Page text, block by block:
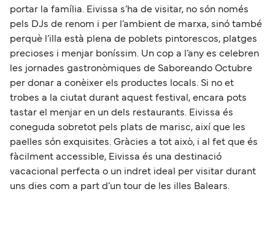
portar la família. Eivissa s’ha de visitar, no són només
pels DJs de renom i per l’ambient de marxa, sinó també
perquè l’illa està plena de poblets pintorescos, platges
precioses i menjar boníssim. Un cop a l’any es celebren
les jornades gastronòmiques de Saboreando Octubre
per donar a conèixer els productes locals. Si no et
trobes a la ciutat durant aquest festival, encara pots
tastar el menjar en un dels restaurants. Eivissa és
coneguda sobretot pels plats de marisc, així que les
paelles són exquisites. Gràcies a tot això, i al fet que és
fàcilment accessible, Eivissa és una destinació
vacacional perfecta o un indret ideal per visitar durant
uns dies com a part d’un tour de les illes Balears.